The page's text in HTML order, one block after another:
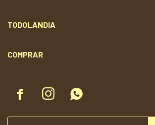
  
TODOLANDIA
COMPRAR